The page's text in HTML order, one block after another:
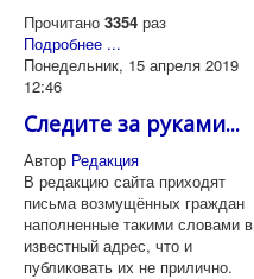
Прочитано 3354 раз
Подробнее ...
Понедельник, 15 апреля 2019
12:46
Следите за руками...
Автор Редакция
В редакцию сайта приходят
письма возмущённых граждан
наполненные такими словами в
известный адрес, что и
публиковать их не прилично.